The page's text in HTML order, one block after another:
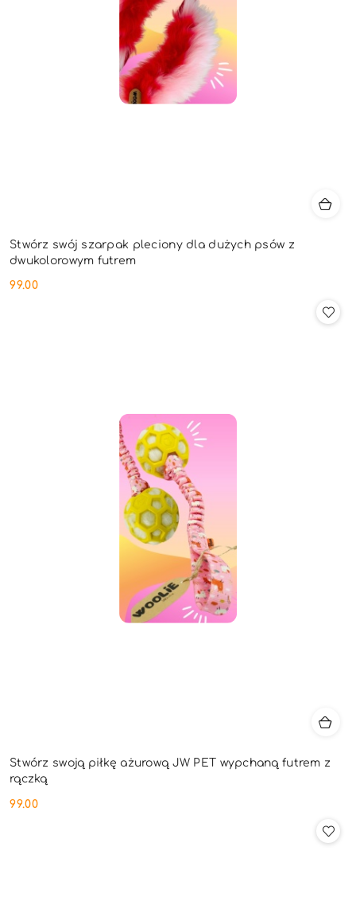
Stwórz swój szarpak pleciony dla dużych psów z
dwukolorowym futrem
Cena:
99.00
Stwórz swoją piłkę ażurową JW PET wypchaną futrem z
rączką
Cena:
99.00